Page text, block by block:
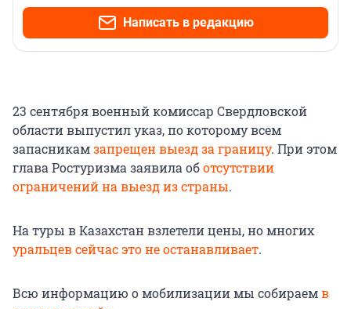
Написать в редакцию
23 сентября военный комиссар Свердловской
области выпустил указ, по которому всем
запасникамзапрещен выезд за границу. При этом
глава Ростуризма заявила оботсутствии
ограничений на выезд из страны.
На туры в Казахстан взлетели цены, но многих
уральцев сейчас это не останавливает.
Всю информацию о мобилизации мы собираемв